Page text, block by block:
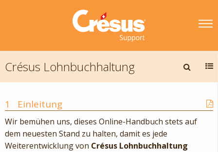
Crésus Lohnbuchhaltung
1 Einleitung
Wir bemühen uns, dieses Online-Handbuch stets auf
dem neuesten Stand zu halten, damit es jede
Weiterentwicklung von Crésus Lohnbuchhaltung